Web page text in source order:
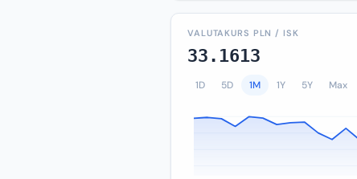
VALUTAKURS PLN / ISK
33.1613
1D 5D 1M 1Y 5Y Max